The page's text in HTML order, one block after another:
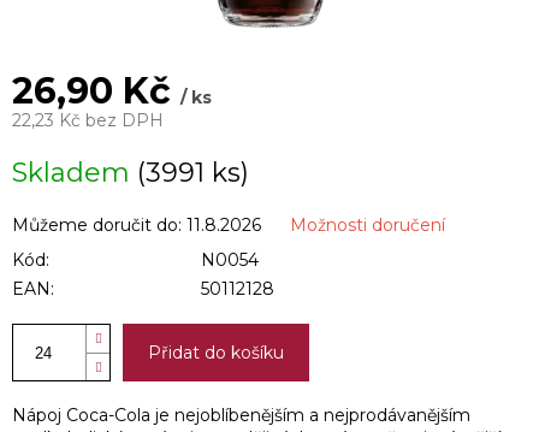
26,90 Kč/ ks
22,23 Kč bez DPH
cena:
Skladem (3991 ks)
Můžeme doručit do: 11.8.2026
Možnosti doručení
Kód:
N0054
EAN:
50112128
Přidat do košíku
Nápoj Coca-Cola je nejoblíbenějším a nejprodávanějším